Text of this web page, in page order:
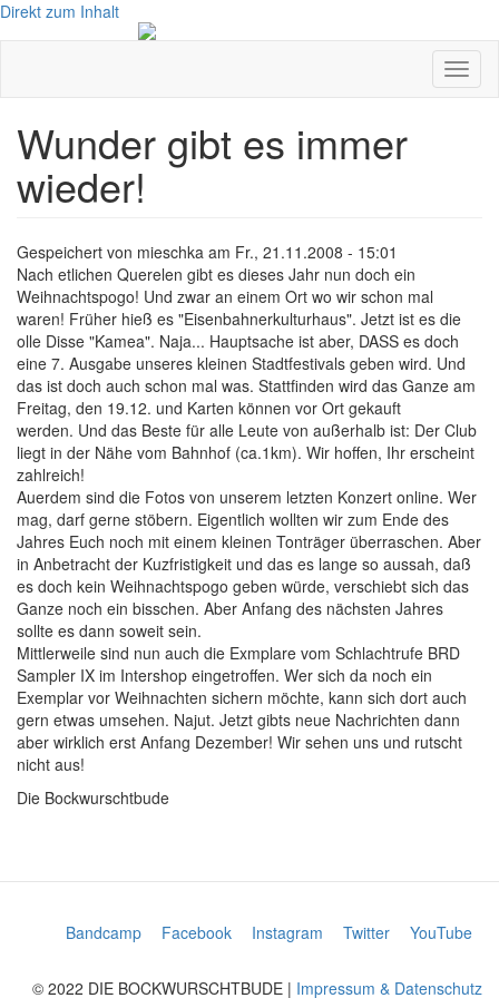
Direkt zum Inhalt
Wunder gibt es immer
wieder!
Gespeichert von mieschka am Fr., 21.11.2008 - 15:01
Nach etlichen Querelen gibt es dieses Jahr nun doch ein
Weihnachtspogo! Und zwar an einem Ort wo wir schon mal
waren! Früher hieß es "Eisenbahnerkulturhaus". Jetzt ist es die
olle Disse "Kamea". Naja... Hauptsache ist aber, DASS es doch
eine 7. Ausgabe unseres kleinen Stadtfestivals geben wird. Und
das ist doch auch schon mal was. Stattfinden wird das Ganze am
Freitag, den 19.12. und Karten können vor Ort gekauft
werden. Und das Beste für alle Leute von außerhalb ist: Der Club
liegt in der Nähe vom Bahnhof (ca.1km). Wir hoffen, Ihr erscheint
zahlreich!
Auerdem sind die Fotos von unserem letzten Konzert online. Wer
mag, darf gerne stöbern. Eigentlich wollten wir zum Ende des
Jahres Euch noch mit einem kleinen Tonträger überraschen. Aber
in Anbetracht der Kuzfristigkeit und das es lange so aussah, daß
es doch kein Weihnachtspogo geben würde, verschiebt sich das
Ganze noch ein bisschen. Aber Anfang des nächsten Jahres
sollte es dann soweit sein.
Mittlerweile sind nun auch die Exmplare vom Schlachtrufe BRD
Sampler IX im Intershop eingetroffen. Wer sich da noch ein
Exemplar vor Weihnachten sichern möchte, kann sich dort auch
gern etwas umsehen. Najut. Jetzt gibts neue Nachrichten dann
aber wirklich erst Anfang Dezember! Wir sehen uns und rutscht
nicht aus!
Die Bockwurschtbude
Bandcamp Facebook Instagram Twitter YouTube
© 2022 DIE BOCKWURSCHTBUDE | Impressum & Datenschutz